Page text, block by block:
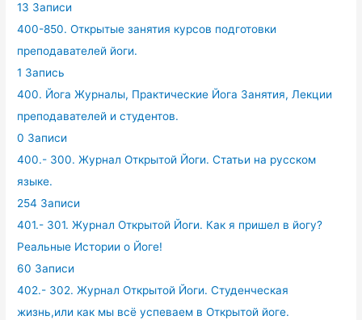
13 Записи
400-850. Открытые занятия курсов подготовки
преподавателей йоги.
1 Запись
400. Йога Журналы, Практические Йога Занятия, Лекции
преподавателей и студентов.
0 Записи
400.- 300. Журнал Открытой Йоги. Статьи на русском
языке.
254 Записи
401.- 301. Журнал Открытой Йоги. Как я пришел в йогу?
Реальные Истории о Йоге!
60 Записи
402.- 302. Журнал Открытой Йоги. Студенческая
жизнь,или как мы всё успеваем в Открытой йоге.